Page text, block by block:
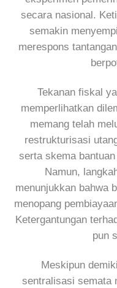
secara nasional.
semakin
merespons
Tekanan fiskal
memperlihatkan
memang telah
restrukturisasi
serta skema
Namun,
menunjukkan bahwa
menopang
Ketergantungan
pun
Meskipun
sentralisasi semata